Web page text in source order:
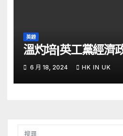
英鎊
溫灼培|英工黨經濟
6 月 18, 2024 HK IN UK